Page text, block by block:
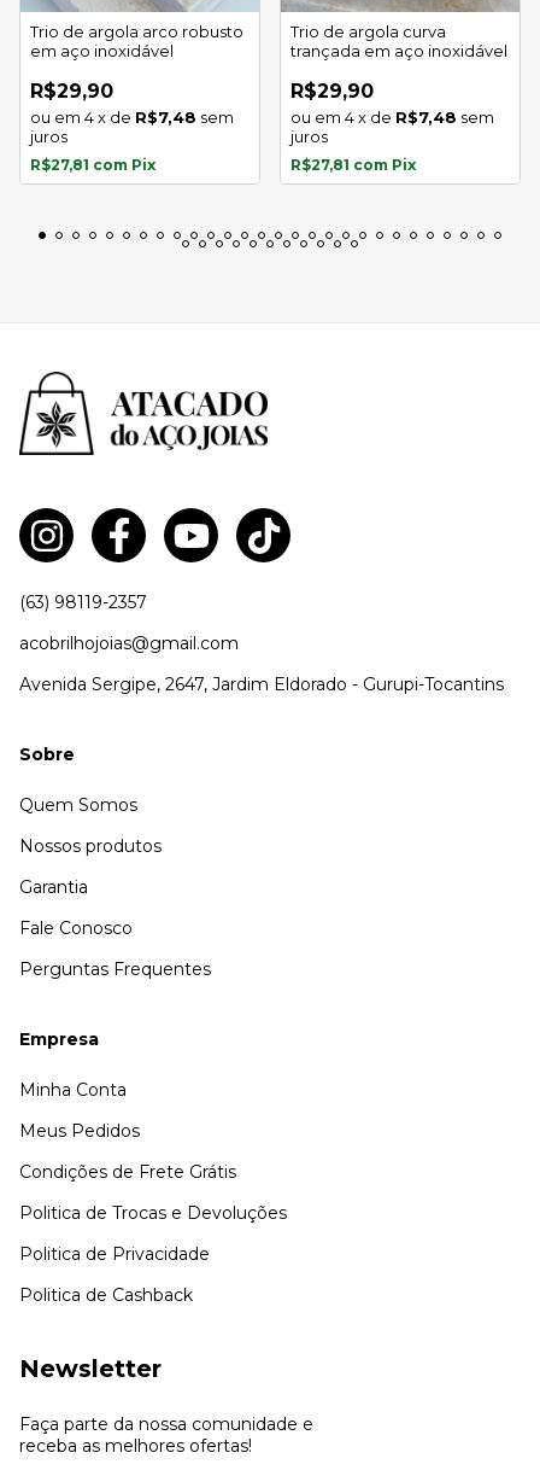
Trio de argola arco robusto
em aço inoxidável
R$29,90
4x de R$7,48 sem
juros
R$27,81 com Pix
Trio de argola curva
trançada em aço inoxidável
R$29,90
4x de R$7,48 sem
juros
R$27,81 com Pix
(63) 98119-2357
acobrilhojoias@gmail.com
Avenida Sergipe, 2647, Jardim Eldorado - Gurupi-Tocantins
Sobre
Quem Somos
Nossos produtos
Garantia
Fale Conosco
Perguntas Frequentes
Empresa
Minha Conta
Meus Pedidos
Condições de Frete Grátis
Politica de Trocas e Devoluções
Politica de Privacidade
Politica de Cashback
Newsletter
Faça parte da nossa comunidade e
receba as melhores ofertas!